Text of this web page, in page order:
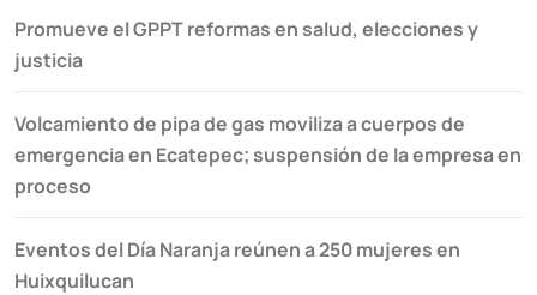
Promueve el GPPT reformas en salud, elecciones y
justicia
Volcamiento de pipa de gas moviliza a cuerpos de
emergencia en Ecatepec; suspensión de la empresa en
proceso
Eventos del Día Naranja reúnen a 250 mujeres en
Huixquilucan